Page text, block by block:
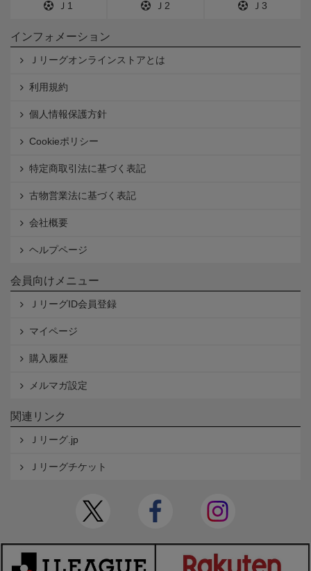
Ｊ1 Ｊ2 Ｊ3
インフォメーション
Ｊリーグオンラインストアとは
利用規約
個人情報保護方針
Cookieポリシー
特定商取引法に基づく表記
古物営業法に基づく表記
会社概要
ヘルプページ
会員向けメニュー
ＪリーグID会員登録
マイページ
購入履歴
メルマガ設定
関連リンク
Ｊリーグ.jp
Ｊリーグチケット